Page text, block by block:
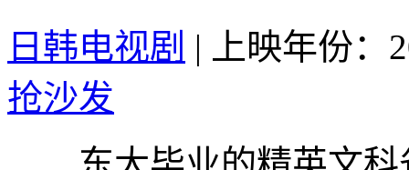
日韩电视剧 |
上映年份：
抢沙发